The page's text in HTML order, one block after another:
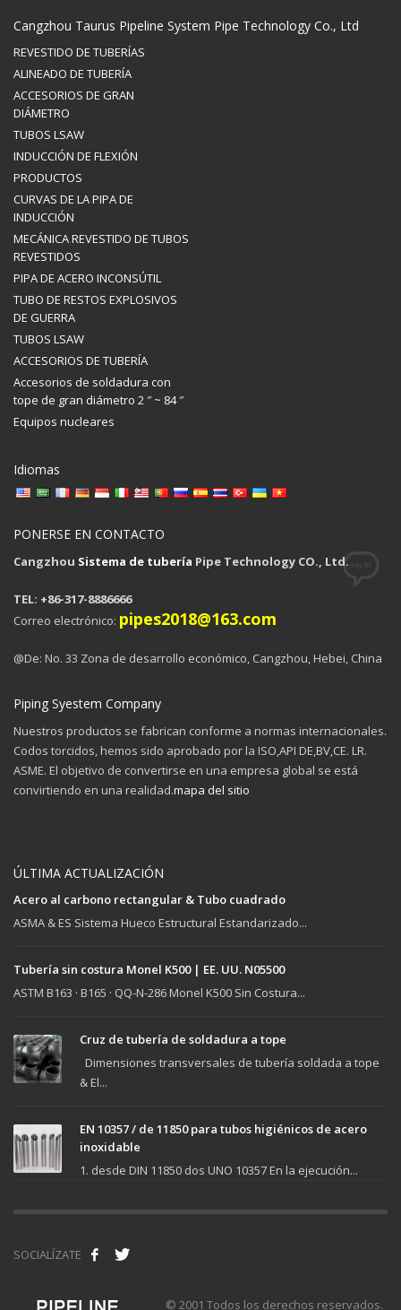
Cangzhou Taurus Pipeline System Pipe Technology Co., Ltd
REVESTIDO DE TUBERÍAS
ALINEADO DE TUBERÍA
ACCESORIOS DE GRAN
DIÁMETRO
TUBOS LSAW
INDUCCIÓN DE FLEXIÓN
PRODUCTOS
CURVAS DE LA PIPA DE
INDUCCIÓN
MECÁNICA REVESTIDO DE TUBOS
REVESTIDOS
PIPA DE ACERO INCONSÚTIL
TUBO DE RESTOS EXPLOSIVOS
DE GUERRA
TUBOS LSAW
ACCESORIOS DE TUBERÍA
Accesorios de soldadura con
tope de gran diámetro 2 ″ ~ 84 ″
Equipos nucleares
Idiomas
PONERSE EN CONTACTO
Cangzhou Sistema de tubería Pipe Technology CO., Ltd.
TEL: +86-317-8886666
Correo electrónico: pipes2018@163.com
@De: No. 33 Zona de desarrollo económico, Cangzhou, Hebei, China
Piping Syestem Company
Nuestros productos se fabrican conforme a normas internacionales.
Codos torcidos, hemos sido aprobado por la ISO,API DE,BV,CE. LR.
ASME. El objetivo de convertirse en una empresa global se está
convirtiendo en una realidad.mapa del sitio
ÚLTIMA ACTUALIZACIÓN
Acero al carbono rectangular & Tubo cuadrado
ASMA & ES Sistema Hueco Estructural Estandarizado...
Tubería sin costura Monel K500 | EE. UU. N05500
ASTM B163 · B165 · QQ-N-286 Monel K500 Sin Costura...
Cruz de tubería de soldadura a tope
Dimensiones transversales de tubería soldada a tope
& El...
EN 10357 / de 11850 para tubos higiénicos de acero
inoxidable
1. desde DIN 11850 dos UNO 10357 En la ejecución...
SOCIALÍZATE
© 2001 Todos los derechos reservados.